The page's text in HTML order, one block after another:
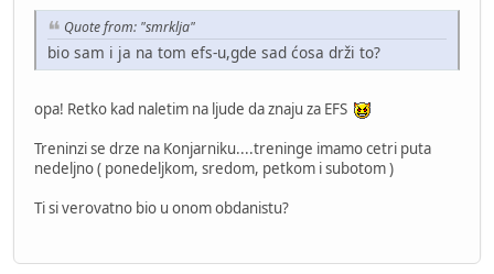
Quote from: "smrklja"
bio sam i ja na tom efs-u,gde sad ćosa drži to?
opa! Retko kad naletim na ljude da znaju za EFS
Treninzi se drze na Konjarniku....treninge imamo cetri puta
nedeljno ( ponedeljkom, sredom, petkom i subotom )
Ti si verovatno bio u onom obdanistu?